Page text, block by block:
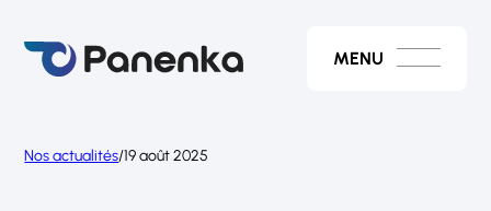
contenu
MENU
Nos actualités/19 août 2025